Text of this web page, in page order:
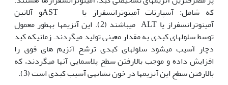
که شامل: آسپارتات آمینوترانسفراز یا ASTو آلانین
آمینوترانسفراز یا ALT می­باشند (2). این آنزیم‫ها به‏طور معمول
توسط سلول‏های کبدی به مقدار معینی تولید می‏گردند. زمانی‏که کبد
دچار آسیب می‏شود سلول‏های کبدی ترشح آنزیم های فوق را
افزایش داده و موجب بالارفتن سطح پلاسمایی آن‏ها می‏گردند، که
بالارفتن سطح این آنزیم­ها در خون نشانه‏ی آسیب کبدی است (3).